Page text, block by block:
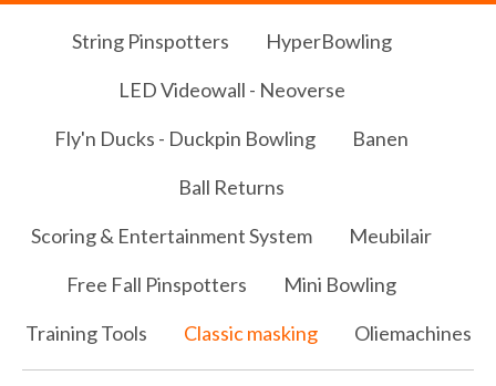
String Pinspotters
HyperBowling
LED Videowall - Neoverse
Fly'n Ducks - Duckpin Bowling
Banen
Ball Returns
Scoring & Entertainment System
Meubilair
Free Fall Pinspotters
Mini Bowling
Training Tools
Classic masking Oliemachines